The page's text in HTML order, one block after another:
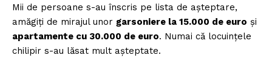
Mii de persoane s-au înscris pe lista de așteptare,
amăgiți de mirajul unor garsoniere la 15.000 de euro și
apartamente cu 30.000 de euro. Numai că locuințele
chilipir s-au lăsat mult așteptate.